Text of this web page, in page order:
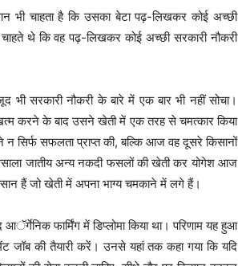
भी चाहता है कि उसका बेटा पढ़-लिखकर कोई अच्छी
थे कि वह पढ़-लिखकर कोई अच्छी सरकारी नौकरी
भी सरकारी नौकरी के बारे में एक बार भी नहीं सोचा।
करने के बाद उसने खेती में एक तरह से चमत्कार किया
सिर्फ सफलता प्राप्त की, बल्कि आज वह दूसरे किसानों
जातीय अन्य नकदी फसलों की खेती कर योगेश आज
हैं जो खेती में अपना भाग्य चमकाने में लगे हैं।
फार्मिंग में डिप्लोमा किया था। परिणाम यह हुआ
जॉब की तैयारी करें। उनसे यहां तक कहा गया कि यदि